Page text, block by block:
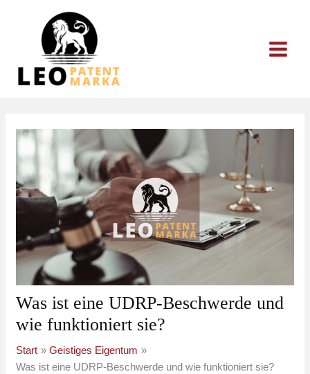
Was ist eine UDRP-Beschwerde und
wie funktioniert sie?
Start
Geistiges Eigentum
Was ist eine UDRP-Beschwerde und wie funktioniert sie?